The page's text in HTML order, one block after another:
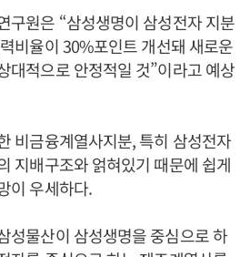
구원은 “삼성생명이 삼성전자 지분
비율이 30%포인트 개선돼 새로운
대적으로 안정적일 것”이라고 예상
비금융계열사지분, 특히 삼성전자
지배구조와 얽혀있기 때문에 쉽게
이 우세하다.
성물산이 삼성생명을 중심으로 하